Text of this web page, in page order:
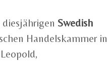
Swedish
Handelskammer in